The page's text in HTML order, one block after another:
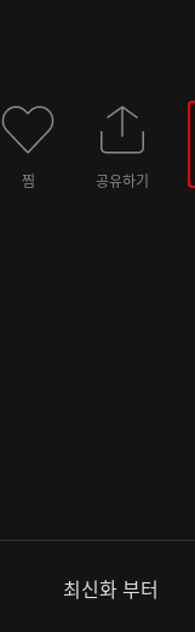
찜 공유하기
최신화 부터